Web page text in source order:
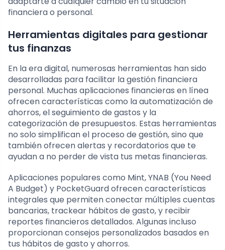
financiera o personal.
Herramientas digitales para gestionar
tus finanzas
En la era digital, numerosas herramientas han sido
desarrolladas para facilitar la gestión financiera
personal. Muchas aplicaciones financieras en línea
ofrecen características como la automatización de
ahorros, el seguimiento de gastos y la
categorización de presupuestos. Estas herramientas
no solo simplifican el proceso de gestión, sino que
también ofrecen alertas y recordatorios que te
ayudan a no perder de vista tus metas financieras.
Aplicaciones populares como Mint, YNAB (You Need
A Budget) y PocketGuard ofrecen características
integrales que permiten conectar múltiples cuentas
bancarias, trackear hábitos de gasto, y recibir
reportes financieros detallados. Algunas incluso
proporcionan consejos personalizados basados en
tus hábitos de gasto y ahorros.